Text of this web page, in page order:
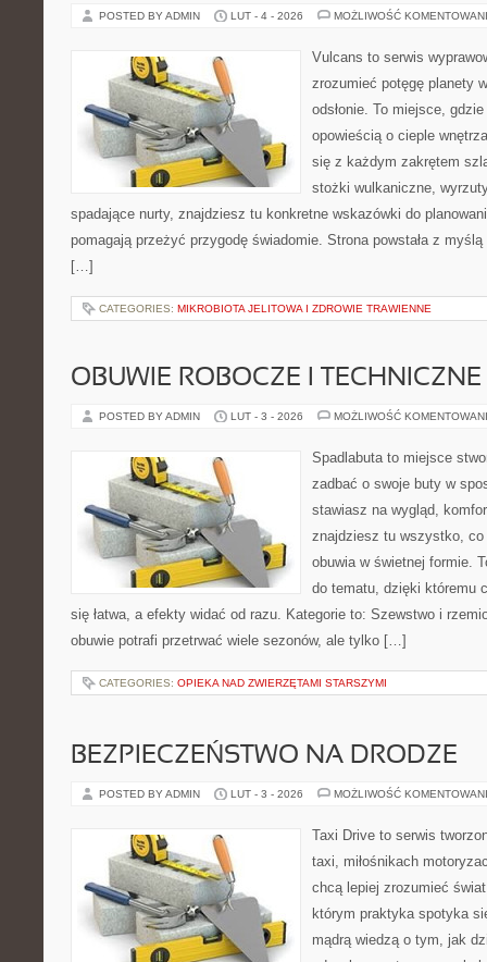
POSTED BY ADMIN LUT - 4 - 2026 MOŻLIWOŚĆ
Vulcans to serwis
zrozumieć potęgę planety
odsłonie. To miejsce,
opowieścią o cieple
się z każdym zakrętem
stożki wulkaniczne,
spadające nurty, znajdziesz tu konkretne wskazówki do
pomagają przeżyć przygodę świadomie. Strona powstała z
[…]
CATEGORIES: MIKROBIOTA JELITOWA I ZDROWIE TRAWIENNE
OBUWIE ROBOCZE I TECHNICZNE
POSTED BY ADMIN LUT - 3 - 2026 MOŻLIWOŚĆ
Spadlabuta to miejsce
zadbać o swoje buty w
stawiasz na wygląd,
znajdziesz tu wszystko,
obuwia w świetnej formie.
do tematu, dzięki któremu
się łatwa, a efekty widać od razu. Kategorie to: Szewstwo i
obuwie potrafi przetrwać wiele sezonów, ale tylko […]
CATEGORIES: OPIEKA NAD ZWIERZĘTAMI STARSZYMI
BEZPIECZEŃSTWO NA DRODZE
POSTED BY ADMIN LUT - 3 - 2026 MOŻLIWOŚĆ
Taxi Drive to serwis
taxi, miłośnikach
chcą lepiej zrozumieć
którym praktyka spotyka
mądrą wiedzą o tym, jak